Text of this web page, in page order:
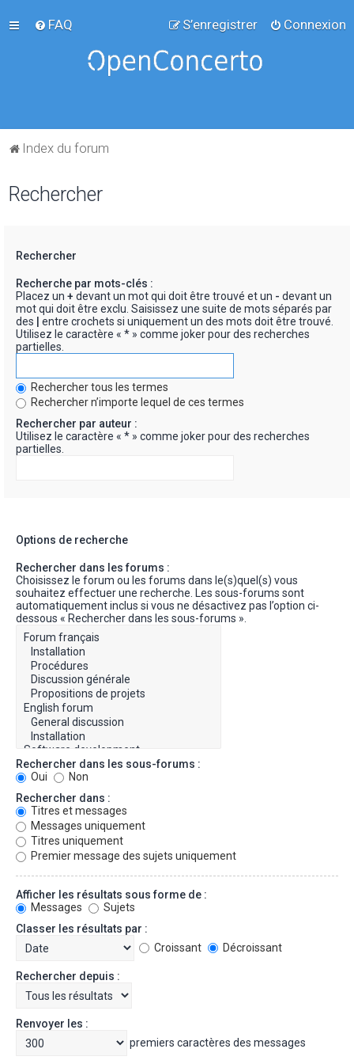
FAQ Connexion
S’enregistrer
Index du forum
Rechercher
Rechercher
Recherche par mots-clés :
Placez un + devant un mot qui doit être trouvé et un - devant un
mot qui doit être exclu. Saisissez une suite de mots séparés par
des
entre crochets si uniquement un des mots doit être trouvé.
Utilisez le caractère « * » comme joker pour des recherches
partielles.
Rechercher tous les termes
Rechercher n’importe lequel de ces termes
Rechercher par auteur :
Utilisez le caractère « * » comme joker pour des recherches
partielles.
Options de recherche
Rechercher dans les forums :
Choisissez le forum ou les forums dans le(s)quel(s) vous
souhaitez effectuer une recherche. Les sous-forums sont
automatiquement inclus si vous ne désactivez pas l’option ci-
dessous « Rechercher dans les sous-forums ».
Rechercher dans les sous-forums :
Oui
Non
Rechercher dans :
Titres et messages
Messages uniquement
Titres uniquement
Premier message des sujets uniquement
Afficher les résultats sous forme de :
Messages
Sujets
Classer les résultats par :
Croissant
Décroissant
Rechercher depuis :
Renvoyer les :
premiers caractères des messages